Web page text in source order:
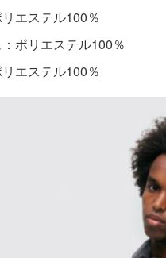
エステル100％
ポリエステル100％
エステル100％